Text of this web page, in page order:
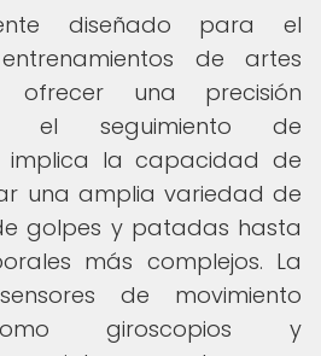
diseñado para el
de artes
ofrecer una precisión
el seguimiento de
implica la capacidad de
una amplia variedad de
golpes y patadas hasta
más complejos. La
de movimiento
giroscopios y